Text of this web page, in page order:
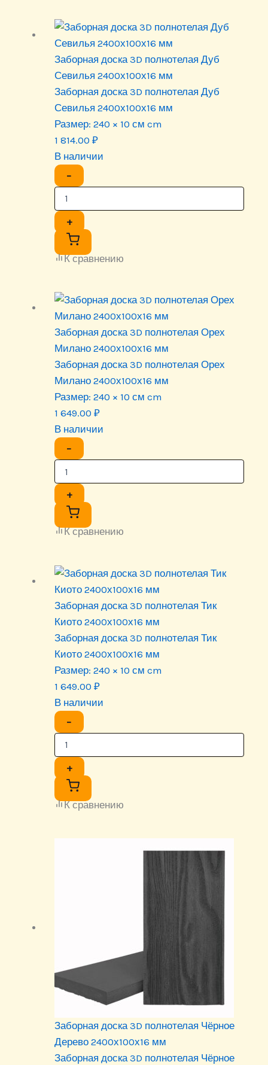
Заборная доска 3D полнотелая Дуб
Севилья 2400х100х16 мм
Заборная доска 3D полнотелая Дуб
Севилья 2400х100х16 мм
Размер: 240 × 10 см cm
1 814.00 ₽
В наличии
−
+
К сравнению
Заборная доска 3D полнотелая Орех
Милано 2400х100х16 мм
Заборная доска 3D полнотелая Орех
Милано 2400х100х16 мм
Размер: 240 × 10 см cm
1 649.00 ₽
В наличии
−
+
К сравнению
Заборная доска 3D полнотелая Тик
Киото 2400х100х16 мм
Заборная доска 3D полнотелая Тик
Киото 2400х100х16 мм
Размер: 240 × 10 см cm
1 649.00 ₽
В наличии
−
+
К сравнению
Заборная доска 3D полнотелая Чёрное
Дерево 2400х100х16 мм
Заборная доска 3D полнотелая Чёрное